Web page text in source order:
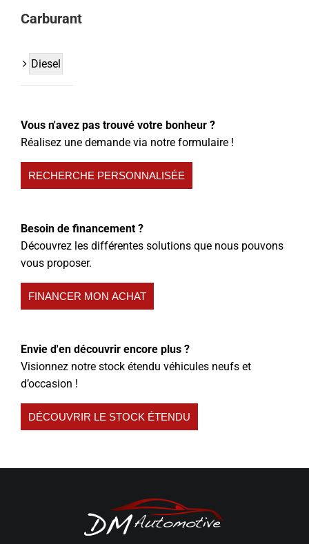
Carburant
Diesel
Vous n'avez pas trouvé votre bonheur ?
Réalisez une demande via notre formulaire !
RECHERCHE PERSONNALISÉE
Besoin de financement ?
Découvrez les différentes solutions que nous pouvons
vous proposer.
FINANCER MON ACHAT
Envie d'en découvrir encore plus ?
Visionnez notre stock étendu véhicules neufs et
d’occasion !
DÉCOUVRIR LE STOCK ÉTENDU